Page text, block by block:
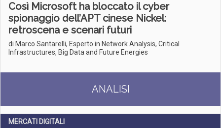
Così Microsoft ha bloccato il cyber
spionaggio dell’APT cinese Nickel:
retroscena e scenari futuri
di Marco Santarelli, Esperto in Network Analysis, Critical
Infrastructures, Big Data and Future Energies
ANALISI
MERCATI DIGITALI